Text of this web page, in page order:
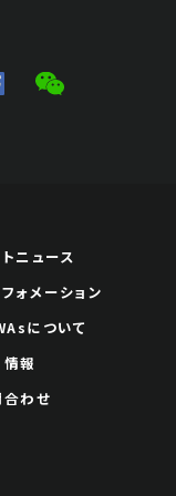
ニュース
ォメーション
について
報
わせ